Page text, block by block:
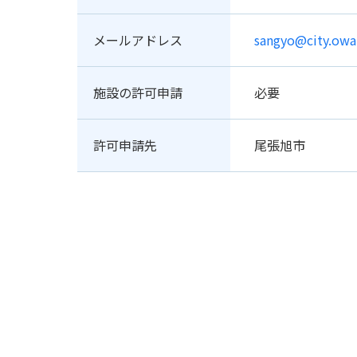
メールアドレス
施設の許可申請 必要
許可申請先 尾張旭市